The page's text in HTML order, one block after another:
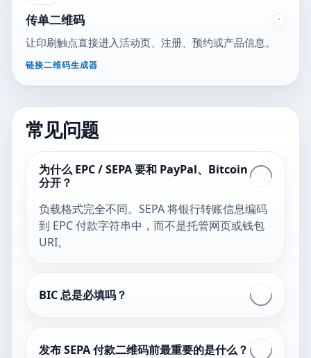
传单二维码
让印刷触点直接进入活动页、注册、预约或产品信息。
链接二维码生成器
常见问题
为什么 EPC / SEPA 要和 PayPal、Bitcoin
分开？
负载格式完全不同。SEPA 将银行转账信息编码
到 EPC 付款字符串中，而不是托管网页或钱包
URI。
BIC 总是必填吗？
发布 SEPA 付款二维码前最重要的是什么？